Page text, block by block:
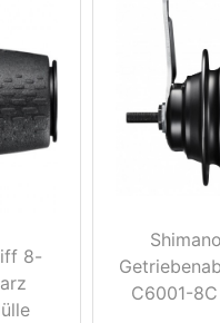
8-
C6001-